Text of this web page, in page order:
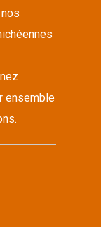
ensemble